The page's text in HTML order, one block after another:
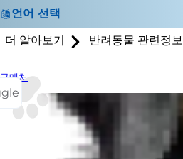
언어 선택
더 알아보기 반려동물 관련정보
구매처